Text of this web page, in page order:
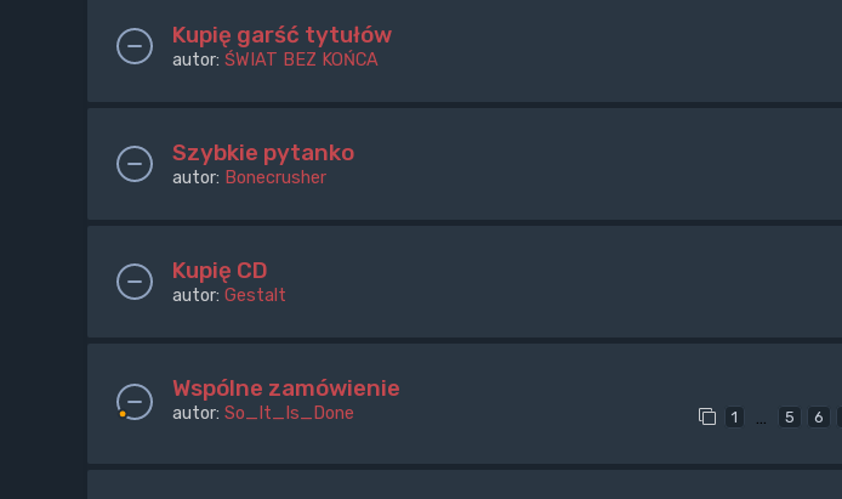
Kupię garść tytułów
autor: ŚWIAT BEZ KOŃCA
Szybkie pytanko
autor: Bonecrusher
Kupię CD
autor: Gestalt
Wspólne zamówienie
autor: So_It_Is_Done 1 … 5 6